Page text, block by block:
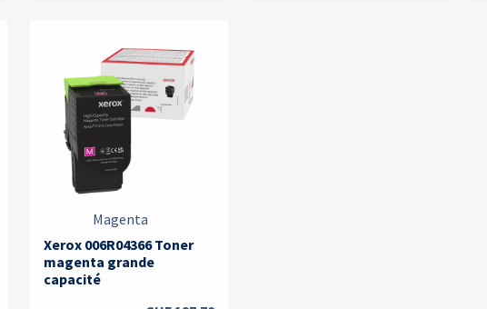
Magenta
Xerox 006R04366 Toner
magenta grande
capacité